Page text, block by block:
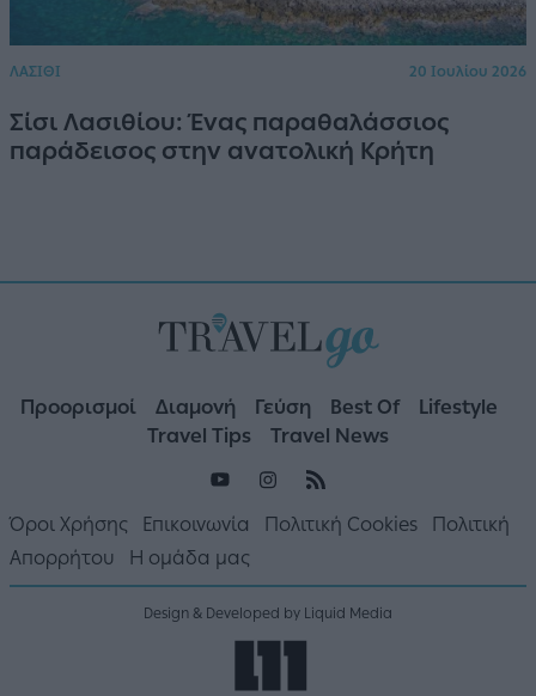
ΛΑΣΙΘΙ 20 Ιουλίου 2026
Σίσι Λασιθίου: Ένας παραθαλάσσιος
παράδεισος στην ανατολική Κρήτη
Προορισμοί Διαμονή Γεύση Best Of
Lifestyle
Travel Tips
Travel News
Όροι Χρήσης Επικοινωνία Πολιτική Cookies
Πολιτική
Απορρήτου
Η ομάδα μας
Design & Developed by Liquid Media